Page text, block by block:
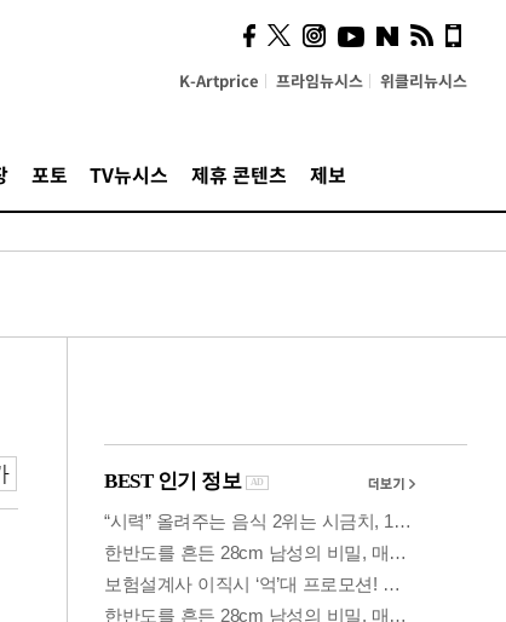
K-Artprice 프라임뉴시스 위클리뉴시스
포토 TV뉴시스 제휴 콘텐츠 제보
사이 해답 찾았죠"…알을
깨고 나온 '초자아'